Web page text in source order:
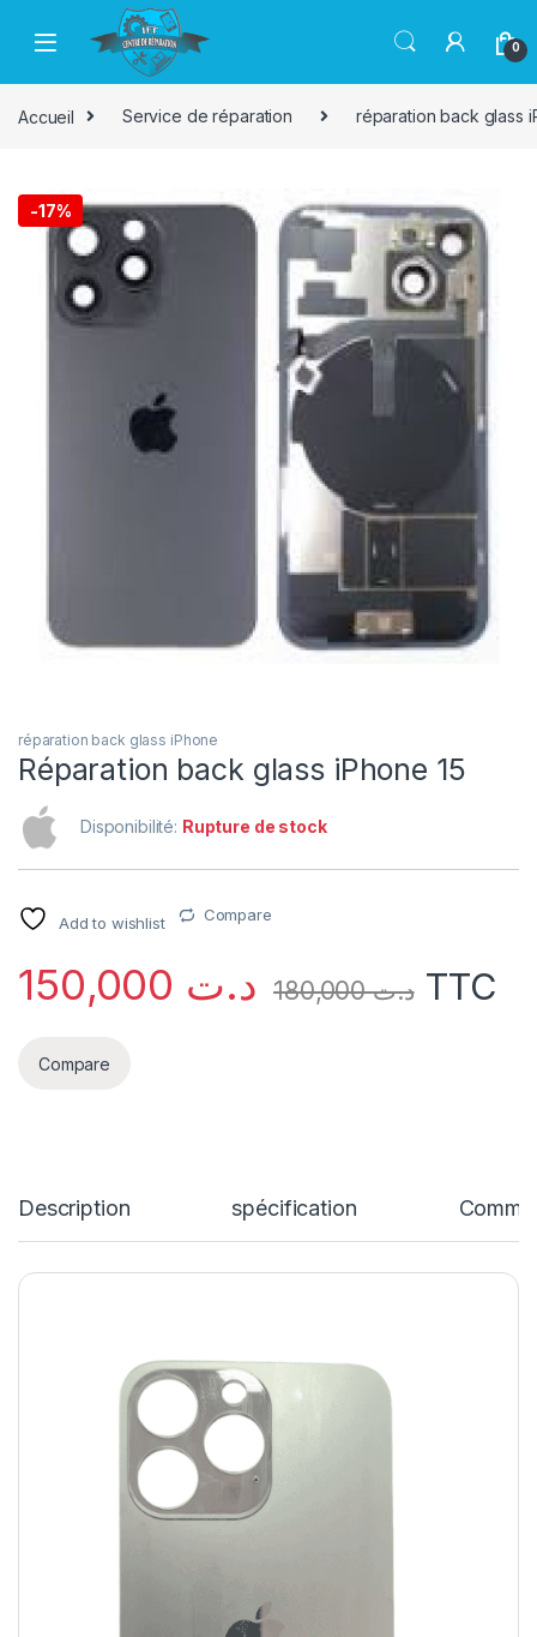
Passer à la navigation
Aller au contenu
0
Accueil Service de réparation réparation back glass
-17%
réparation back glass iPhone
Réparation back glass iPhone 15
Disponibilité: Rupture de stock
Add to wishlist Compare
د.ت د.ت180,000 TTC
Compare
Description spécification